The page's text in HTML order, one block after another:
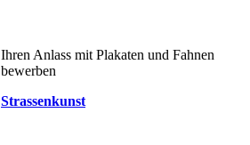
Ihren Anlass mit Plakaten und Fahnen
bewerben
Strassenkunst